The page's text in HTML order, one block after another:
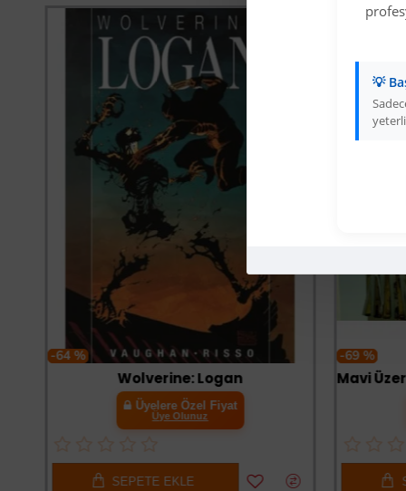
💡
-64 %
Wolverine: Logan
Üyelere Özel Fiyat
Üye Olunuz
SEPETE EKLE
-69 %